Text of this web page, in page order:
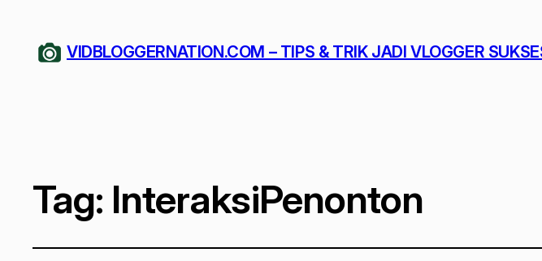
VIDBLOGGERNATION.COM – TIPS & TRIK JADI VLOGGER
Tag: InteraksiPenonton